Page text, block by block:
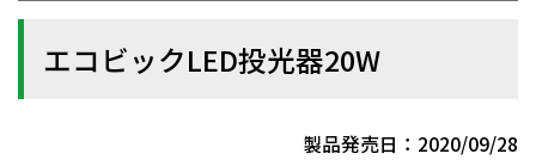
エコビックLED投光器20W
製品発売日：2020/09/28